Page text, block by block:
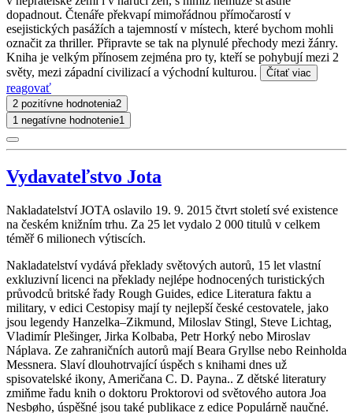
dopadnout. Čtenáře překvapí mimořádnou přímočarostí v
esejistických pasážích a tajemností v místech, které bychom mohli
označit za thriller. Připravte se tak na plynulé přechody mezi žánry.
Kniha je velkým přínosem zejména pro ty, kteří se pohybují mezi 2
světy, mezi západní civilizací a východní kulturou.
Čítať viac
reagovať
2 pozitívne hodnotenia2
1 negatívne hodnotenie1
Vydavateľstvo Jota
Nakladatelství JOTA oslavilo 19. 9. 2015 čtvrt století své existence
na českém knižním trhu. Za 25 let vydalo 2 000 titulů v celkem
téměř 6 milionech výtiscích.
Nakladatelství vydává překlady světových autorů, 15 let vlastní
exkluzivní licenci na překlady nejlépe hodnocených turistických
průvodců britské řady Rough Guides, edice Literatura faktu a
military, v edici Cestopisy mají ty nejlepší české cestovatele, jako
jsou legendy Hanzelka–Zikmund, Miloslav Stingl, Steve Lichtag,
Vladimír Plešinger, Jirka Kolbaba, Petr Horký nebo Miroslav
Náplava. Ze zahraničních autorů mají Beara Gryllse nebo Reinholda
Messnera. Slaví dlouhotrvající úspěch s knihami dnes už
spisovatelské ikony, Američana C. D. Payna.. Z dětské literatury
zmiňme řadu knih o doktoru Proktorovi od světového autora Joa
Nesbøho, úspěšné jsou také publikace z edice Populárně naučné.